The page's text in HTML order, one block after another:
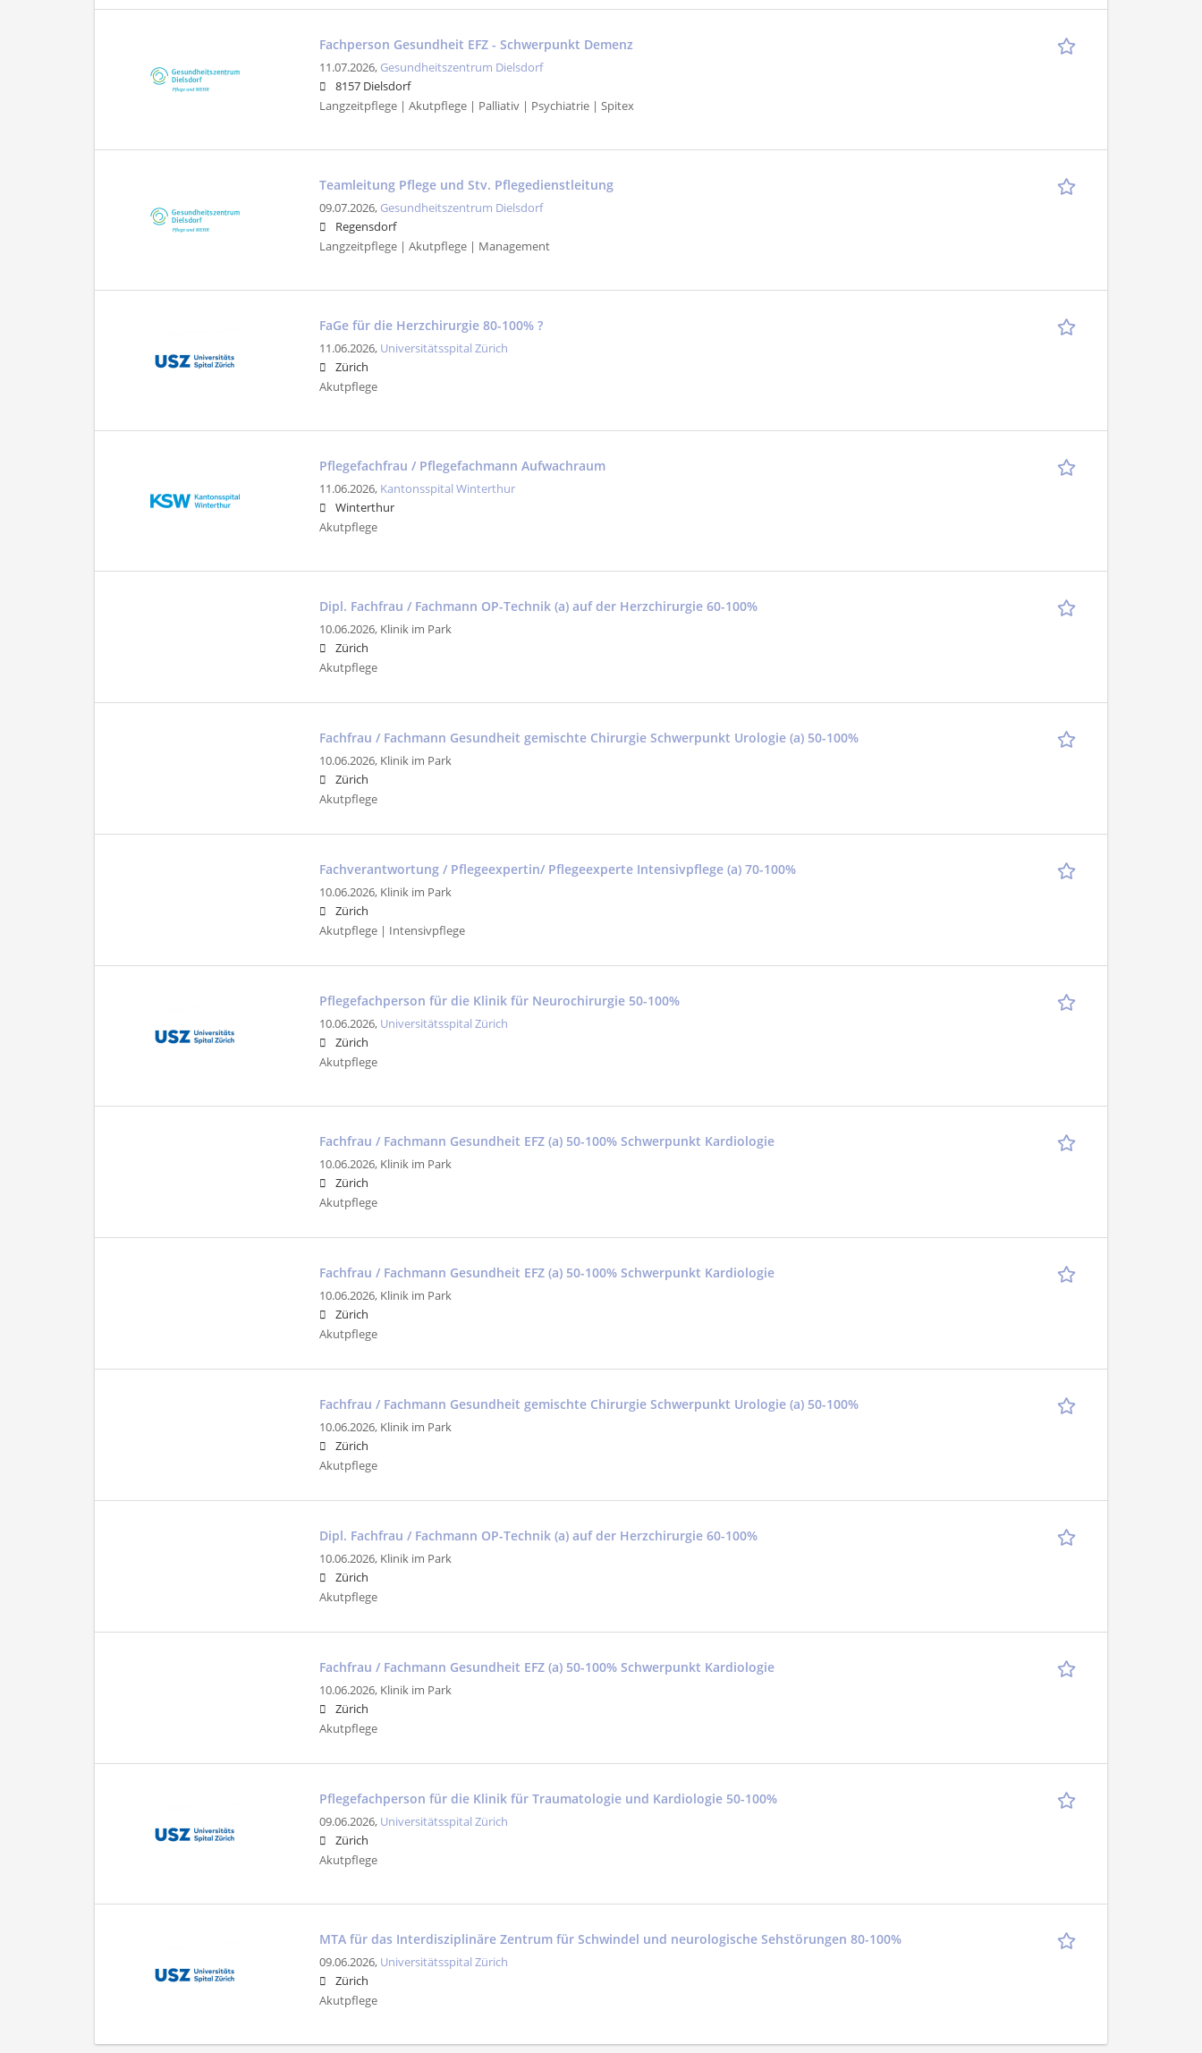
Fachperson Gesundheit EFZ - Schwerpunkt Demenz
11.07.2026, Gesundheitszentrum Dielsdorf
8157 Dielsdorf
Langzeitpflege | Akutpflege | Palliativ | Psychiatrie | Spitex
Teamleitung Pflege und Stv. Pflegedienstleitung
09.07.2026, Gesundheitszentrum Dielsdorf
Regensdorf
Langzeitpflege | Akutpflege | Management
FaGe für die Herzchirurgie 80-100% ?
11.06.2026, Universitätsspital Zürich
Zürich
Akutpflege
Pflegefachfrau / Pflegefachmann Aufwachraum
11.06.2026, Kantonsspital Winterthur
Winterthur
Akutpflege
Dipl. Fachfrau / Fachmann OP-Technik (a) auf der Herzchirurgie 60-100%
10.06.2026, Klinik im Park
Zürich
Akutpflege
Fachfrau / Fachmann Gesundheit gemischte Chirurgie Schwerpunkt Urologie (a) 50-100%
10.06.2026, Klinik im Park
Zürich
Akutpflege
Fachverantwortung / Pflegeexpertin/ Pflegeexperte Intensivpflege (a) 70-100%
10.06.2026, Klinik im Park
Zürich
Akutpflege | Intensivpflege
Pflegefachperson für die Klinik für Neurochirurgie 50-100%
10.06.2026, Universitätsspital Zürich
Zürich
Akutpflege
Fachfrau / Fachmann Gesundheit EFZ (a) 50-100% Schwerpunkt Kardiologie
10.06.2026, Klinik im Park
Zürich
Akutpflege
Fachfrau / Fachmann Gesundheit EFZ (a) 50-100% Schwerpunkt Kardiologie
10.06.2026, Klinik im Park
Zürich
Akutpflege
Fachfrau / Fachmann Gesundheit gemischte Chirurgie Schwerpunkt Urologie (a) 50-100%
10.06.2026, Klinik im Park
Zürich
Akutpflege
Dipl. Fachfrau / Fachmann OP-Technik (a) auf der Herzchirurgie 60-100%
10.06.2026, Klinik im Park
Zürich
Akutpflege
Fachfrau / Fachmann Gesundheit EFZ (a) 50-100% Schwerpunkt Kardiologie
10.06.2026, Klinik im Park
Zürich
Akutpflege
Pflegefachperson für die Klinik für Traumatologie und Kardiologie 50-100%
09.06.2026, Universitätsspital Zürich
Zürich
Akutpflege
MTA für das Interdisziplinäre Zentrum für Schwindel und neurologische Sehstörungen 80-100%
09.06.2026, Universitätsspital Zürich
Zürich
Akutpflege